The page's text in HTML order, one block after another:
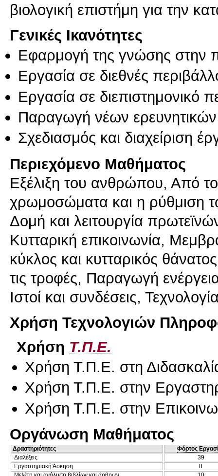
βιολογική επιστήμη για την
Γενικές Ικανότητες
Εφαρμογή της γνώσης στην
Εργασία σε διεθνές
Εργασία σε διεπιστημονικό
Παραγωγή νέων
Σχεδιασμός και διαχείριση
Περιεχόμενο Μαθήματος
Εξέλιξη του ανθρώπου, Από
χρωμοσώματα και η ρύθμιση
Δομή και λειτουργία
Κυτταρική επικοινωνία,
κύκλος και κυτταρικός
τις τροφές, Παραγωγή
Ιστοί και συνδέσεις,
Χρήση Τεχνολογιών
Χρήση Τ.Π.Ε.
Χρήση Τ.Π.Ε. στη
Χρήση Τ.Π.Ε. στην
Χρήση Τ.Π.Ε. στην
Οργάνωση Μαθήματος
Δραστηριότητες
Φόρτος
Διαλέξεις
39
Εργαστηριακή Άσκηση
8